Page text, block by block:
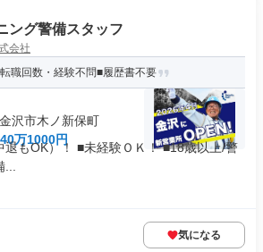
ング警備スタッフ
会社
職回数・経験不問■履歴書不要
沢市木ノ新保町
万1000円
退もOK）！ ■未経験ＯＫ！ ■18歳以上/警
気になる